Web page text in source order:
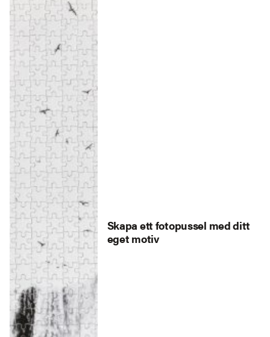
Skapa ett fotopussel med ditt
eget motiv